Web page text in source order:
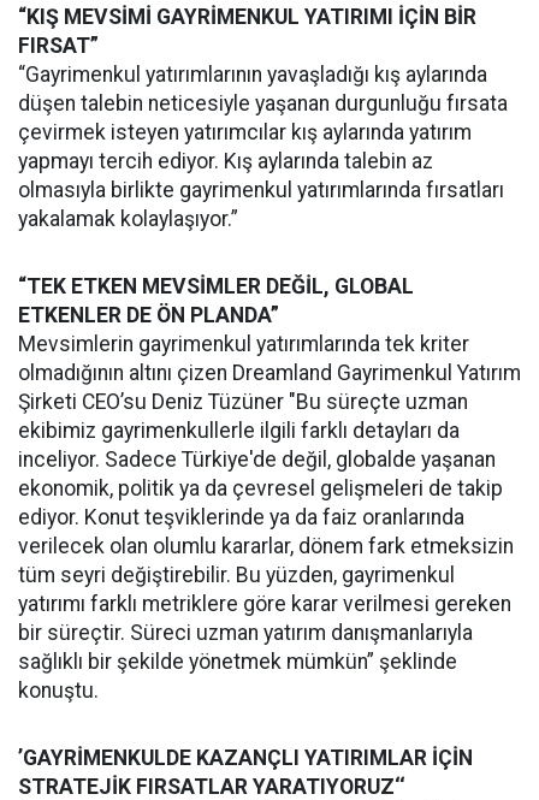
“KIŞ MEVSİMİ GAYRİMENKUL YATIRIMI İÇİN BİR
FIRSAT”
“Gayrimenkul yatırımlarının yavaşladığı kış aylarında
düşen talebin neticesiyle yaşanan durgunluğu fırsata
çevirmek isteyen yatırımcılar kış aylarında yatırım
yapmayı tercih ediyor. Kış aylarında talebin az
olmasıyla birlikte gayrimenkul yatırımlarında fırsatları
yakalamak kolaylaşıyor.”
“TEK ETKEN MEVSİMLER DEĞİL, GLOBAL
ETKENLER DE ÖN PLANDA”
Mevsimlerin gayrimenkul yatırımlarında tek kriter
olmadığının altını çizen Dreamland Gayrimenkul Yatırım
Şirketi CEO’su Deniz Tüzüner "Bu süreçte uzman
ekibimiz gayrimenkullerle ilgili farklı detayları da
inceliyor. Sadece Türkiye'de değil, globalde yaşanan
ekonomik, politik ya da çevresel gelişmeleri de takip
ediyor. Konut teşviklerinde ya da faiz oranlarında
verilecek olan olumlu kararlar, dönem fark etmeksizin
tüm seyri değiştirebilir. Bu yüzden, gayrimenkul
yatırımı farklı metriklere göre karar verilmesi gereken
bir süreçtir. Süreci uzman yatırım danışmanlarıyla
sağlıklı bir şekilde yönetmek mümkün” şeklinde
konuştu.
’GAYRİMENKULDE KAZANÇLI YATIRIMLAR İÇİN
STRATEJİK FIRSATLAR YARATIYORUZ‘‘